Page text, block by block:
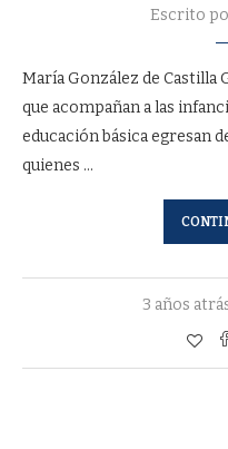
Escrito
María González de Castilla
que acompañan a las
educación básica egresan
quienes …
3 años